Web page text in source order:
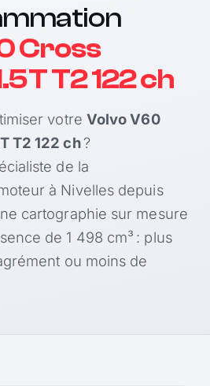
Cross
T2 122 ch
votre Volvo V60
T2 122 ch?
de la
à Nivelles depuis
cartographie sur mesure
de 1 498 cm³ : plus
ou moins de